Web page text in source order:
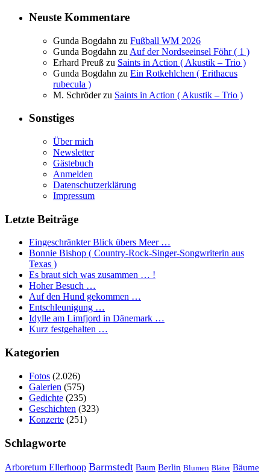
Neuste Kommentare
Gunda Bogdahn zu Fußball WM 2026
Gunda Bogdahn zu Auf der Nordseeinsel Föhr ( 1 )
Erhard Preuß zu Saints in Action ( Akustik – Trio )
Gunda Bogdahn zu Ein Rotkehlchen ( Erithacus
rubecula )
M. Schröderzu Saints in Action ( Akustik – Trio )
Sonstiges
Über mich
Newsletter
Gästebuch
Anmelden
Datenschutzerklärung
Impressum
Letzte Beiträge
Eingeschränkter Blick übers Meer …
Bonnie Bishop ( Country-Rock-Singer-Songwriterin aus
Texas )
Es braut sich was zusammen … !
Hoher Besuch …
Auf den Hund gekommen …
Entschleunigung …
Idylle am Limfjord in Dänemark …
Kurz festgehalten …
Kategorien
Fotos (2.026)
Galerien (575)
Gedichte (235)
Geschichten (323)
Konzerte (251)
Schlagworte
Arboretum Ellerhoop Barmstedt Baum Berlin Blumen Blätter Bäume